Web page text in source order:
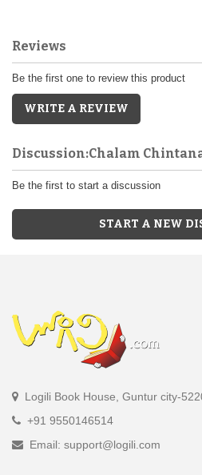
Reviews
Be the first one to review this product
WRITE A REVIEW
Discussion:Chalam
Be the first to start a discussion
START A NEW
Logili Book House, Guntur city-
+91 9550146514
Email: support@logili.com